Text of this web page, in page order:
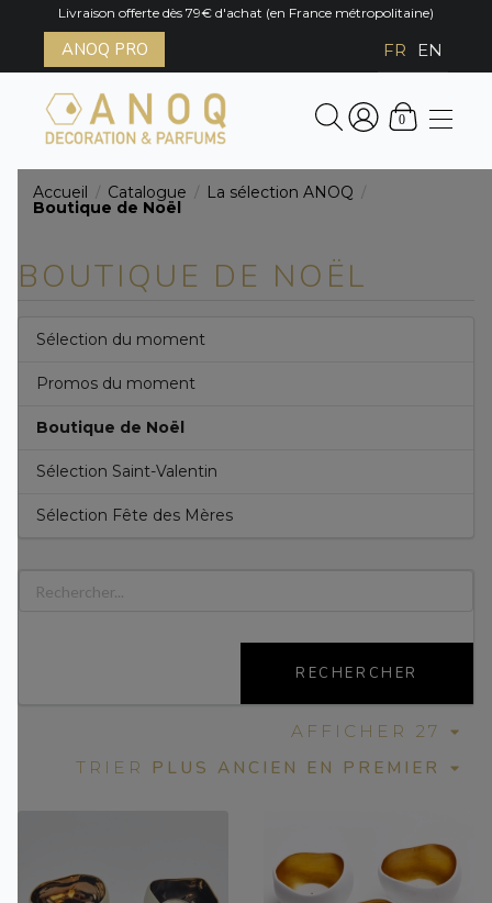
Livraison offerte dès 79€ d'achat (en France métropolitaine)
ANOQ PRO FR EN
0
Accueil / Catalogue / La sélection ANOQ /
Boutique de Noël
BOUTIQUE DE NOËL
Sélection du moment
Promos du moment
Boutique de Noël
Sélection Saint-Valentin
Sélection Fête des Mères
RECHERCHER
AFFICHER 27
TRIER
PLUS ANCIEN EN PREMIER